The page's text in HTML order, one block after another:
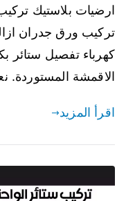
ارضيات بلاستيك
تركيب ورق جدران
كهرباء تفصيل ستائر
الاقمشة
اقرأ المزيد